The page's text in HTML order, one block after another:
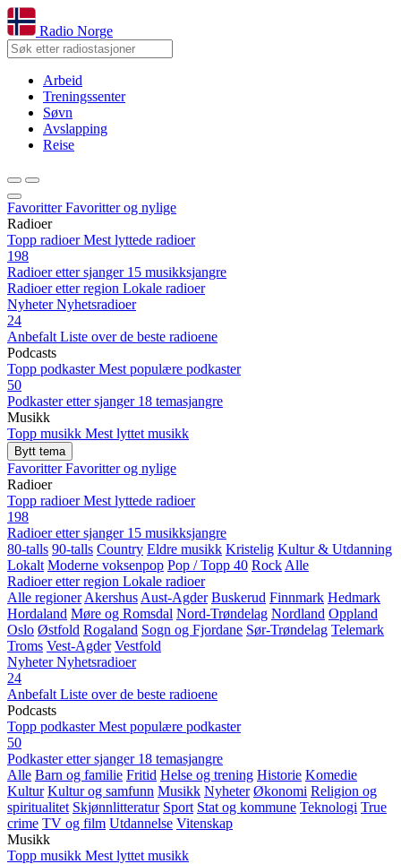
Radio Norge
Arbeid
Treningssenter
Søvn
Avslapping
Reise
Favoritter Favoritter og nylige
Radioer
Topp radioer Mest lyttede radioer
198
Radioer etter sjanger 15 musikksjangre
Radioer etter region Lokale radioer
Nyheter Nyhetsradioer
24
Anbefalt Liste over de beste radioene
Podcasts
Topp podkaster Mest populære podkaster
50
Podkaster etter sjanger 18 temasjangre
Musikk
Topp musikk Mest lyttet musikk
Bytt tema
Favoritter Favoritter og nylige
Radioer
Topp radioer Mest lyttede radioer
198
Radioer etter sjanger 15 musikksjangre
80-talls 90-talls Country Eldre musikk Kristelig Kultur & Utdanning
Lokalt Moderne voksenpop Pop / Topp 40 Rock Alle
Radioer etter region Lokale radioer
Alle regioner Akershus Aust-Agder Buskerud Finnmark Hedmark
Hordaland Møre og Romsdal Nord-Trøndelag Nordland Oppland
Oslo Østfold Rogaland Sogn og Fjordane Sør-Trøndelag Telemark
Troms Vest-Agder Vestfold
Nyheter Nyhetsradioer
24
Anbefalt Liste over de beste radioene
Podcasts
Topp podkaster Mest populære podkaster
50
Podkaster etter sjanger 18 temasjangre
Alle Barn og familie Fritid Helse og trening Historie Komedie
Kultur Kultur og samfunn Musikk Nyheter Økonomi Religion og
spiritualitet Skjønnlitteratur Sport Stat og kommune Teknologi True
crime TV og film Utdannelse Vitenskap
Musikk
Topp musikk Mest lyttet musikk